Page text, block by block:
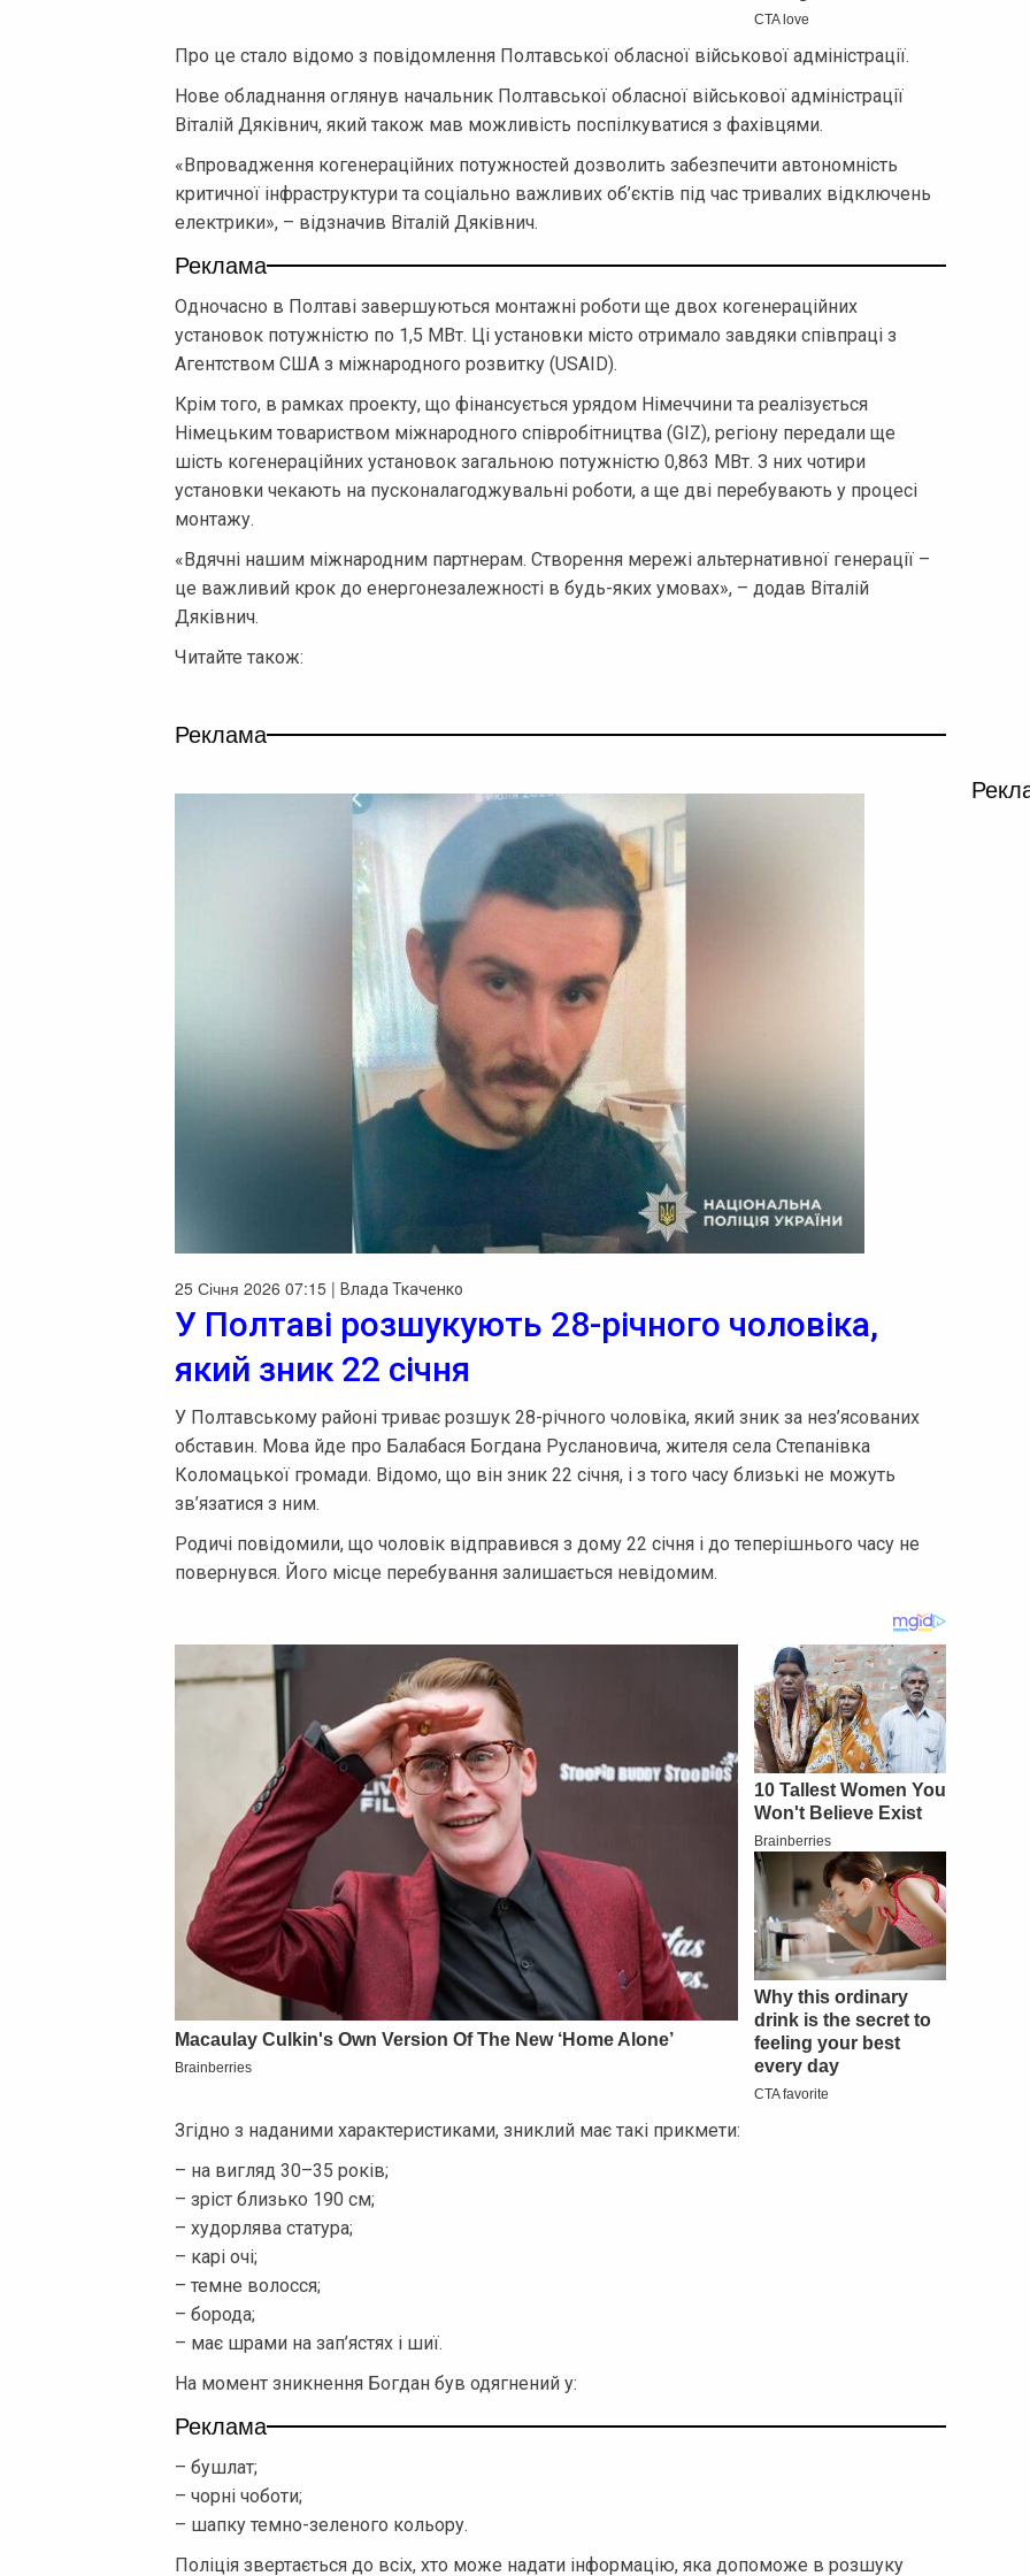
Про це стало відомо з повідомлення Полтавської обласної військової адміністрації.
Нове обладнання оглянув начальник Полтавської обласної військової адміністрації
Віталій Дяківнич, який також мав можливість поспілкуватися з фахівцями.
«Впровадження когенераційних потужностей дозволить забезпечити автономність
критичної інфраструктури та соціально важливих об’єктів під час тривалих відключень
електрики», – відзначив Віталій Дяківнич.
Реклама
Одночасно в Полтаві завершуються монтажні роботи ще двох когенераційних
установок потужністю по 1,5 МВт. Ці установки місто отримало завдяки співпраці з
Агентством США з міжнародного розвитку (USAID).
Крім того, в рамках проекту, що фінансується урядом Німеччини та реалізується
Німецьким товариством міжнародного співробітництва (GIZ), регіону передали ще
шість когенераційних установок загальною потужністю 0,863 МВт. З них чотири
установки чекають на пусконалагоджувальні роботи, а ще дві перебувають у процесі
монтажу.
«Вдячні нашим міжнародним партнерам. Створення мережі альтернативної генерації –
це важливий крок до енергонезалежності в будь-яких умовах», – додав Віталій
Дяківнич.
Читайте також:
Реклама
25 Січня 2026 07:15 | Влада Ткаченко
У Полтаві розшукують 28-річного чоловіка,
який зник 22 січня
У Полтавському районі триває розшук 28-річного чоловіка, який зник за нез’ясованих
обставин. Мова йде про Балабася Богдана Руслановича, жителя села Степанівка
Коломацької громади. Відомо, що він зник 22 січня, і з того часу близькі не можуть
зв’язатися з ним.
Родичі повідомили, що чоловік відправився з дому 22 січня і до теперішнього часу не
повернувся. Його місце перебування залишається невідомим.
Згідно з наданими характеристиками, зниклий має такі прикмети:
– на вигляд 30–35 років;
– зріст близько 190 см;
– худорлява статура;
– карі очі;
– темне волосся;
– борода;
– має шрами на зап’ястях і шиї.
На момент зникнення Богдан був одягнений у:
Реклама
– бушлат;
– чорні чоботи;
– шапку темно-зеленого кольору.
Поліція звертається до всіх, хто може надати інформацію, яка допоможе в розшуку